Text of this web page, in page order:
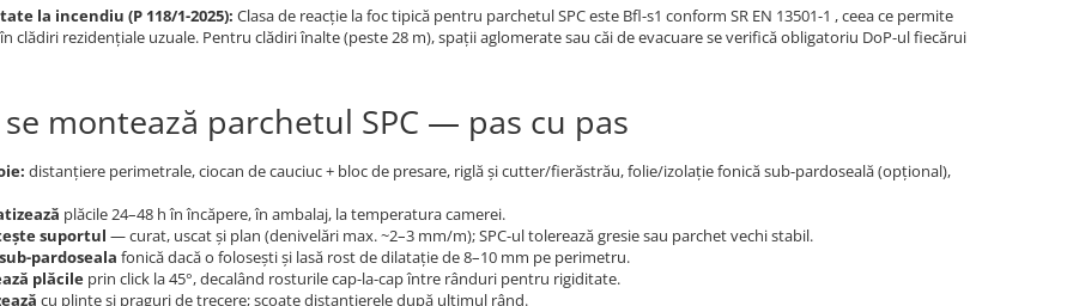
la incendiu (P 118/1-2025): Clasa de reacție la foc tipică pentru parchetul SPC este Bfl-s1 conform SR EN 13501-1 , ceea ce permite
clădiri rezidențiale uzuale. Pentru clădiri înalte (peste 28 m), spații aglomerate sau căi de evacuare se verifică obligatoriu DoP-ul fiecărui
montează parchetul SPC — pas cu pas
distanțiere perimetrale, ciocan de cauciuc + bloc de presare, riglă și cutter/fierăstrău, folie/izolație fonică sub-pardoseală (opțional),
plăcile 24–48 h în încăpere, în ambalaj, la temperatura camerei.
suportul — curat, uscat și plan (denivelări max. ~2–3 mm/m); SPC-ul tolerează gresie sau parchet vechi stabil.
pardoseala fonică dacă o folosești și lasă rost de dilatație de 8–10 mm pe perimetru.
plăcile prin click la 45°, decalând rosturile cap-la-cap între rânduri pentru rigiditate.
cu plinte și praguri de trecere; scoate distanțierele după ultimul rând.